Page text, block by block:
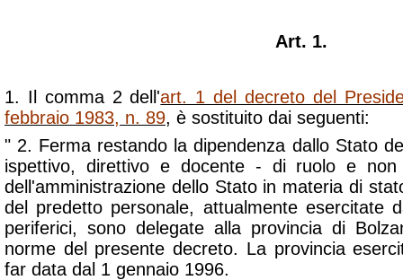
Art. 1.
1. Il comma 2 dell'art. 1 del decreto del
febbraio 1983, n. 89, è sostituito dai seguenti:
" 2. Ferma restando la dipendenza dallo Stato
ispettivo, direttivo e docente - di ruolo e
dell'amministrazione dello Stato in materia di
del predetto personale, attualmente esercitate
periferici, sono delegate alla provincia di
norme del presente decreto. La provincia
far data dal 1 gennaio 1996.